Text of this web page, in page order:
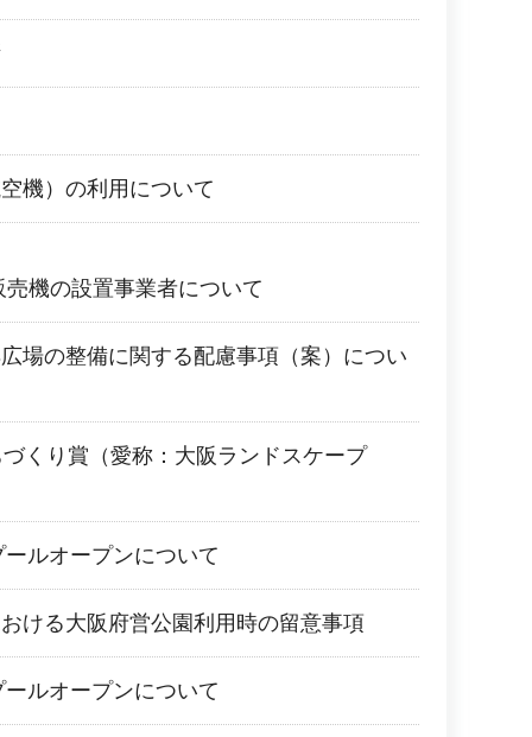
機）の利用について
機の設置事業者について
場の整備に関する配慮事項（案）につい
くり賞（愛称：大阪ランドスケープ
ルオープンについて
おける大阪府営公園利用時の留意事項
ルオープンについて